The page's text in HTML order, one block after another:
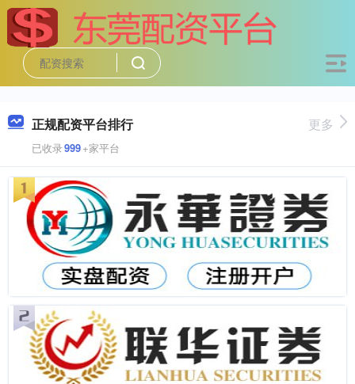
正规配资平台排行
已收录999+家平台
更多